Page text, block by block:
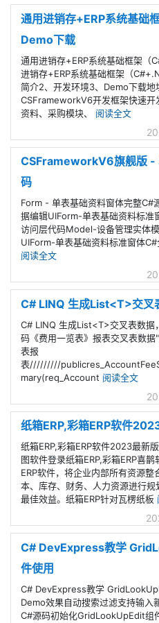
通用进销存+ERP系统基础
Demo下载
通用进销存+ERP系统基础框架（
进销存+ERP系统基础框架（
简介2、开发环境3、Demo下载
CSFrameworkV6开发框架快速开
资料、采购模块、 阅读全文
CSFrameworkV6旗舰版 -
码
Form - 单表基础资料窗体完整C#
据编辑UIForm-单表基础资料标准
访问层代码Model-设备管理实体
UIForm-单表基础资料标准窗体
阅读全文
C# LINQ 生成List<T>交叉
C# LINQ 生成List<T>交叉表数据
码《费用一览表》报表交叉表数
表报
表/////////
mary(req_Account 阅读全文
纸箱ERP,彩箱ERP软件
纸箱ERP,彩箱ERP软件2023最新
图软件登录纸箱ERP,彩箱ERP喜
ERP软件，将企业内部所有资源
本、库存、财务、人力资源进行
最佳效益。纸箱ERP针对瓦楞纸板
C# DevExpress教学
件使用
C# DevExpress教学
Demo效果自动搜索过滤支持输入
C#源码初始化GridLookUpEdit组